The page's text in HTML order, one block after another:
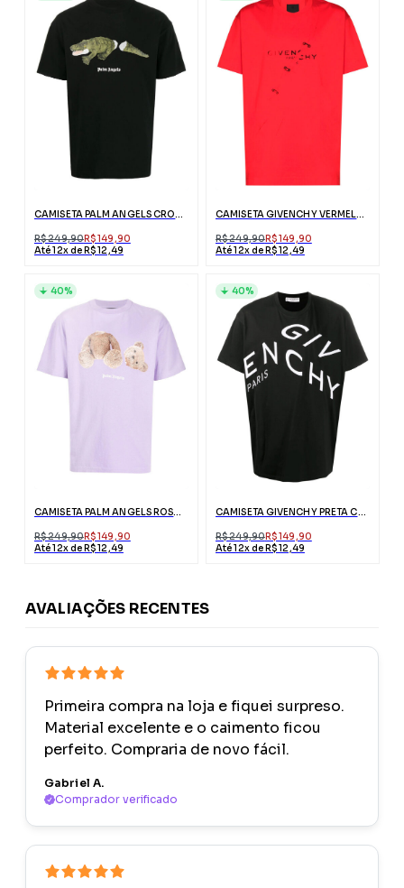
CAMISETA PALM ANGELS CROCODILO PRETA COM LOGO
R$ 249,90R$ 149,90
Até 12x de R$ 12,49
CAMISETA GIVENCHY VERMELHA COM EFEITO RASGADO
R$ 249,90R$ 149,90
Até 12x de R$ 12,49
CAMISETA PALM ANGELS ROSA ESTAMPA URSO
R$ 249,90R$ 149,90
Até 12x de R$ 12,49
40%
CAMISETA GIVENCHY PRETA COM LOGO ABSTRATO
R$ 249,90R$ 149,90
Até 12x de R$ 12,49
40%
AVALIAÇÕES RECENTES
Primeira compra na loja e fiquei surpreso.
Material excelente e o caimento ficou
perfeito. Compraria de novo fácil.
Gabriel A.
Comprador verificado